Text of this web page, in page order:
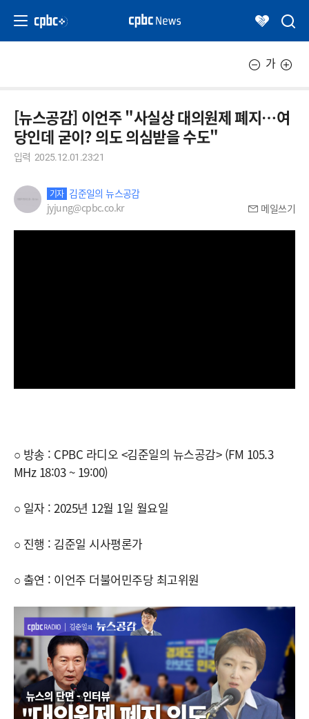
가
[뉴스공감] 이언주 "사실상 대의원제 폐지…여
당인데 굳이? 의도 의심받을 수도"
입력 2025.12.01.23:21
기자 김준일의 뉴스공감
jyjung@cpbc.co.kr
메일쓰기
○ 방송 : CPBC 라디오 <김준일의 뉴스공감> (FM 105.3
MHz 18:03 ~ 19:00)
○ 일자 : 2025년 12월 1일 월요일
○ 진행 : 김준일 시사평론가
○ 출연 : 이언주 더불어민주당 최고위원